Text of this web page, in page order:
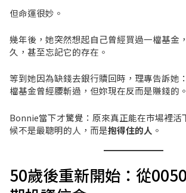
但命運很妙。
幾年後，她突然想起自己曾經買過一檔基金
久，甚至忘記它的存在。
等到她因為缺錢去銀行贖回時，理專告訴她
檔基金曾經腰斬過，但妳現在反而是賺錢的。
Bonnie當下才驚覺：原來真正能在市場裡活
候不是最聰明的人，而是抱得住的人 。
50歲後重新開始：從